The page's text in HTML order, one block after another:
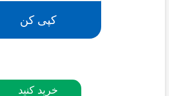
کپی کن
خرید کنید